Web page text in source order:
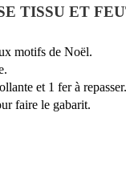
TISSU ET
motifs de Noël.
et 1 fer à repasser.
faire le gabarit.